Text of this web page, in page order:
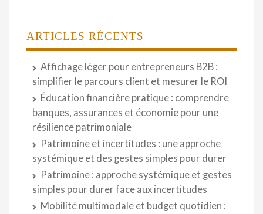
ARTICLES RÉCENTS
Affichage léger pour entrepreneurs B2B :
simplifier le parcours client et mesurer le ROI
Éducation financière pratique : comprendre
banques, assurances et économie pour une
résilience patrimoniale
Patrimoine et incertitudes : une approche
systémique et des gestes simples pour durer
Patrimoine : approche systémique et gestes
simples pour durer face aux incertitudes
Mobilité multimodale et budget quotidien :